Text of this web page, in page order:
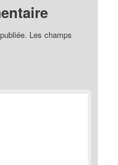
Les champs